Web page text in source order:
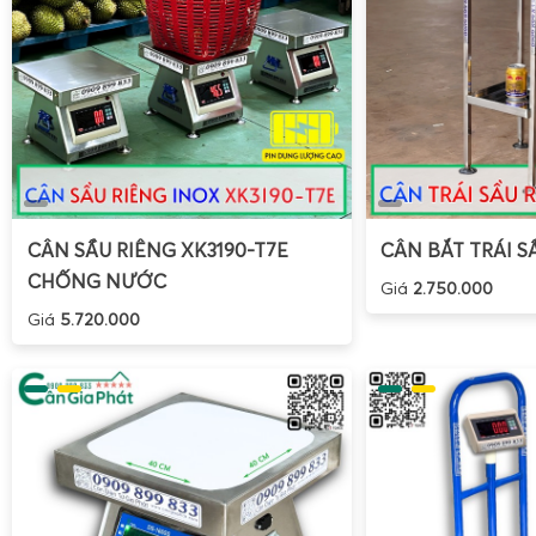
Tiết kiệm năng lượng:Chức năng tự động tắt
không sử dụng giúp kéo dài tuổi thọ pin.
Dễ thao tác:Các phím chức năng đơn giản, ký hiệu
với người lớn tuổi hoặc người ít tiếp xúc với thiết bị
Hướng dẫn sử dụng cân treo WH A08 50kg đúng
Để khai thác tối đa độ chính xác và tuổi thọ củacân
50kg, người dùng cần nắm vững
bao gồm cách lắp pin, thao tác cân, trừ bì, chuyển đổi
chế hư hỏng do tác động ngoại lực hoặc môi trường.
Cách lắp pin và khởi động cân treo cầm tay WH-A08
Trước khi sử dụng lần đầu, người dùng cần lắp pin cho
A08 50kg. Thao tác thực hiện như sau:
CÂN SẦU RIÊNG XK3190-T7E
CHỐNG NƯỚC
Giá 5.720.000
CÂN BẮT TRÁI
Giá 2.750.000